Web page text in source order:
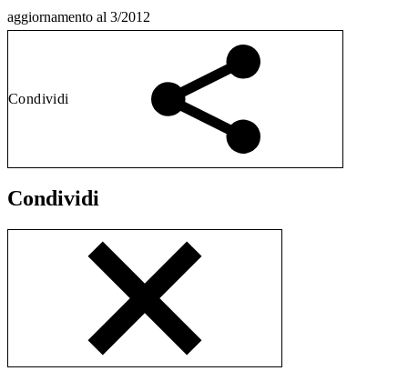
aggiornamento al 3/2012
Condividi
Condividi